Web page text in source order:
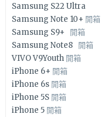
Samsung S22 Ultra
Samsung Note 10+ 開箱
Samsung S9+ 開箱
Samsung Note8 開箱
VIVO V9Youth 開箱
iPhone 6+ 開箱
iPhone 6s 開箱
iPhone 5S 開箱
iPhone 5 開箱